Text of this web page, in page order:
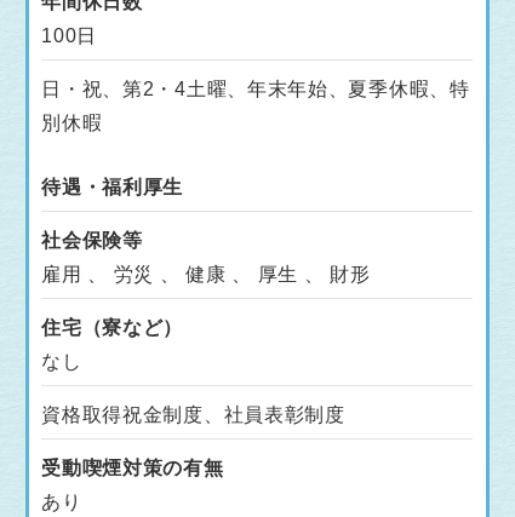
100日
日・祝、第2・4土曜、年末年始、夏季休暇、特
別休暇
待遇・福利厚生
社会保険等
雇用 、 労災 、 健康 、 厚生 、 財形
住宅（寮など）
なし
資格取得祝金制度、社員表彰制度
受動喫煙対策の有無
あり